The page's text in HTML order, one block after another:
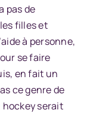
pas de
filles et
à personne,
se faire
en fait un
ce genre de
serait